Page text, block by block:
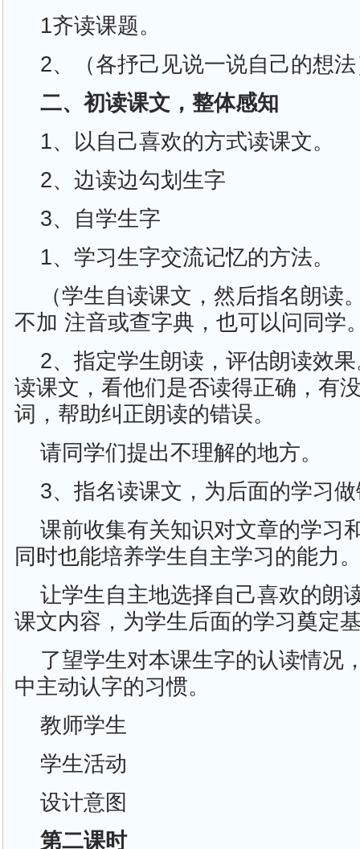
1齐读课题。
2、（各抒己见说一说自己的想
二、初读课文，整体感知
1、以自己喜欢的方式读课文。
2、边读边勾划生字
3、自学生字
1、学习生字交流记忆的方法。
（学生自读课文，然后指名朗读
不加 注音或查字典，也可以问同学
2、指定学生朗读，评估朗读效
读课文，看他们是否读得正确，有
词，帮助纠正朗读的错误。
请同学们提出不理解的地方。
3、指名读课文，为后面的学习
课前收集有关知识对文章的学习
同时也能培养学生自主学习的能力
让学生自主地选择自己喜欢的朗
课文内容，为学生后面的学习奠定
了望学生对本课生字的认读情况
中主动认字的习惯。
教师学生
学生活动
设计意图
第二课时